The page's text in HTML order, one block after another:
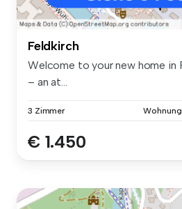
Feldkirch
Welcome to your new home in
– an at...
3 Zimmer Wohnung
€ 1.450